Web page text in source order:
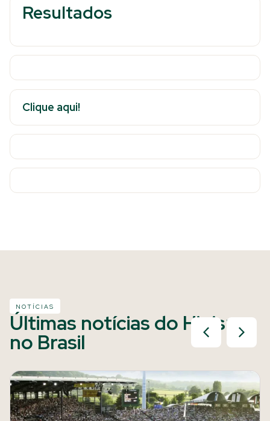
Resultados
Clique aqui!
NOTÍCIAS
Últimas notícias do Hipismo
no Brasil